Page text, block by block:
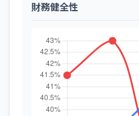
財務健全性